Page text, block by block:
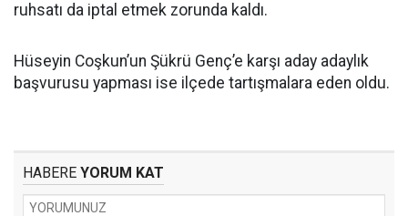
ruhsatı da iptal etmek zorunda kaldı.
Hüseyin Coşkun’un Şükrü Genç’e karşı aday adaylık
başvurusu yapması ise ilçede tartışmalara eden oldu.
HABERE YORUM KAT